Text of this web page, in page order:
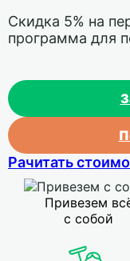
Скидка 5% на
программа для
Рачитать
Привезем
с собой